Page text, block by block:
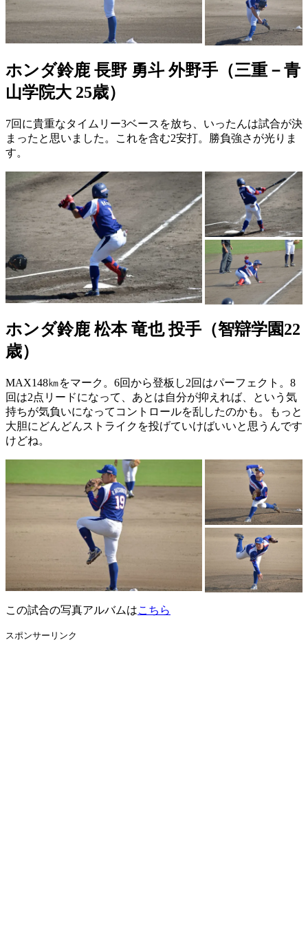
ホンダ鈴鹿 長野 勇斗 外野手（三重－青
山学院大 25歳）
7回に貴重なタイムリー3ベースを放ち、いったんは試合が決
まったと思いました。これを含む2安打。勝負強さが光りま
す。
ホンダ鈴鹿 松本 竜也 投手（智辯学園22
歳）
MAX148㎞をマーク。6回から登板し2回はパーフェクト。8
回は2点リードになって、あとは自分が抑えれば、という気
持ちが気負いになってコントロールを乱したのかも。もっと
大胆にどんどんストライクを投げていけばいいと思うんです
けどね。
この試合の写真アルバムはこちら
スポンサーリンク